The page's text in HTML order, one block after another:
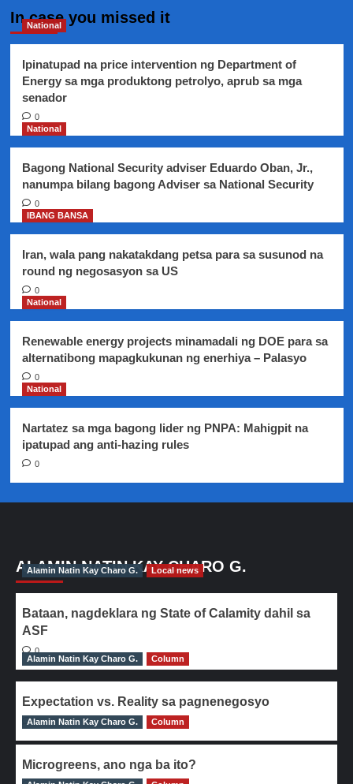
Ermita,
Maynila
nasunog
In case you missed it
National
Ipinatupad na price intervention ng Department of
Energy sa mga produktong petrolyo, aprub sa mga
senador
0
National
Bagong National Security adviser Eduardo Oban, Jr.,
nanumpa bilang bagong Adviser sa National Security
0
IBANG BANSA
Iran, wala pang nakatakdang petsa para sa susunod na
round ng negosasyon sa US
0
National
Renewable energy projects minamadali ng DOE para sa
alternatibong mapagkukunan ng enerhiya – Palasyo
0
National
Nartatez sa mga bagong lider ng PNPA: Mahigpit na
ipatupad ang anti-hazing rules
0
ALAMIN NATIN KAY CHARO G.
Alamin Natin Kay Charo G. Local news
Bataan, nagdeklara ng State of Calamity dahil sa
ASF
0
Alamin Natin Kay Charo G.
Column
Expectation vs. Reality sa pagnenegosyo
0
Alamin Natin Kay Charo G. Column
Microgreens, ano nga ba ito?